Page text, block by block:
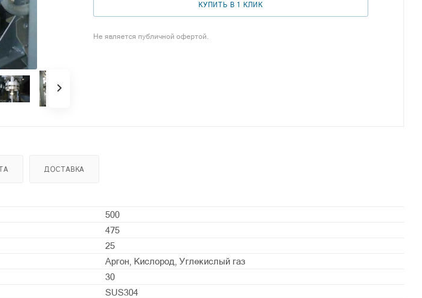
КУПИТЬ В 1 КЛИК
Не является публичной офертой.
ДОСТАВКА
500
475
25
Аргон, Кислород, Углекислый газ
30
SUS304